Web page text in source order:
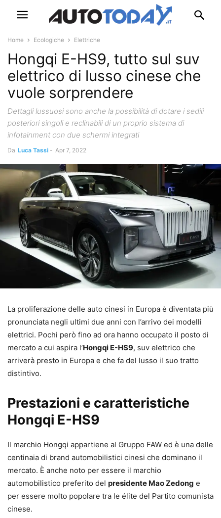
Home Ecologiche Elettriche
Hongqi E-HS9, tutto sul suv
elettrico di lusso cinese che
vuole sorprendere
Dettagli lussuosi sono anche la possibilità di dotare i sedili
posteriori singoli e reclinabili di un proprio sistema di
infotainment con due schermi integrati
Da Luca Tassi - Apr 7, 2022
La proliferazione delle auto cinesi in Europa è diventata più
pronunciata negli ultimi due anni con l’arrivo dei modelli
elettrici. Pochi però fino ad ora hanno occupato il posto di
mercato a cui aspira l’Hongqi E-HS9, suv elettrico che
arriverà presto in Europa e che fa del lusso il suo tratto
distintivo.
Prestazioni e caratteristiche
Hongqi E-HS9
Il marchio Hongqi appartiene al Gruppo FAW ed è una delle
centinaia di brand automobilistici cinesi che dominano il
mercato. È anche noto per essere il marchio
automobilistico preferito del presidente Mao Zedong e
per essere molto popolare tra le élite del Partito comunista
cinese.